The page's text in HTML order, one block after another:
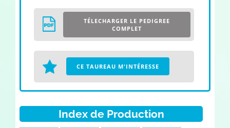
TÉLECHARGER LE PEDIGREE
COMPLET
CE TAUREAU M'INTÉRESSE
Index de Production